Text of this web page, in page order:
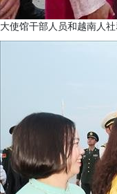
大使馆干部人员和越南人